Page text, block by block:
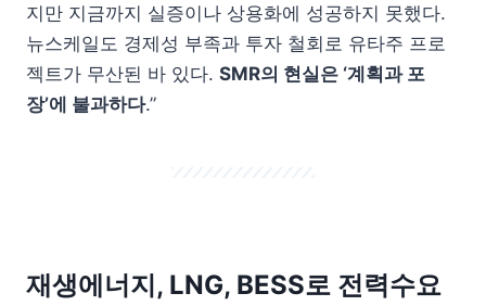
지만 지금까지 실증이나 상용화에 성공하지 못했다.
뉴스케일도 경제성 부족과 투자 철회로 유타주 프로
젝트가 무산된 바 있다. SMR의 현실은 ‘계획과 포
장’에 불과하다.”
재생에너지, LNG, BESS로 전력수요